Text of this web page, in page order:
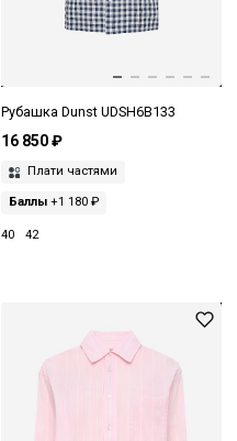
Рубашка Dunst UDSH6B133
16 850 ₽
Плати частями
Баллы+1 180 ₽
40 42